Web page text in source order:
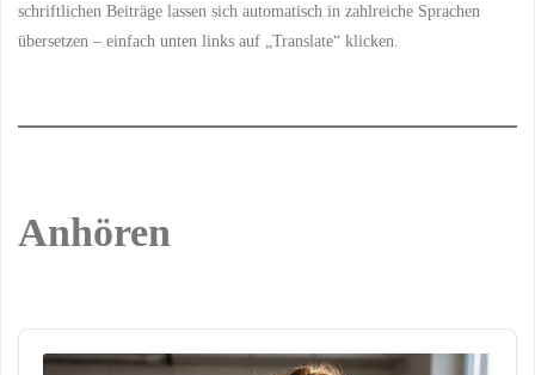
schriftlichen Beiträge lassen sich automatisch in zahlreiche Sprachen
übersetzen – einfach unten links auf „Translate“ klicken.
Anhören
Audio
Player